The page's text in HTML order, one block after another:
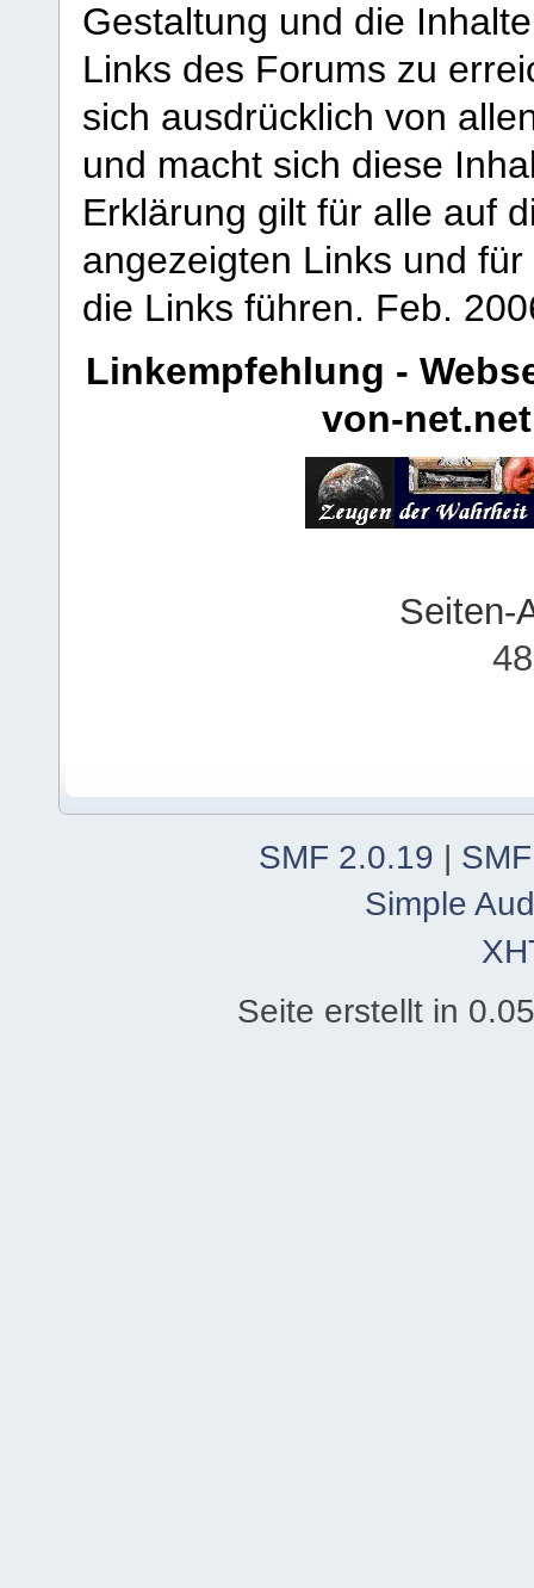
Gestaltung und die
Links des Forums zu
sich ausdrücklich von
und macht sich diese
Erklärung gilt für alle auf
angezeigten Links und
die Links führen. Feb.
Linkempfehlung -
von-net.net
Seiten-
SMF 2.0.19 |
Simple
Seite erstellt in